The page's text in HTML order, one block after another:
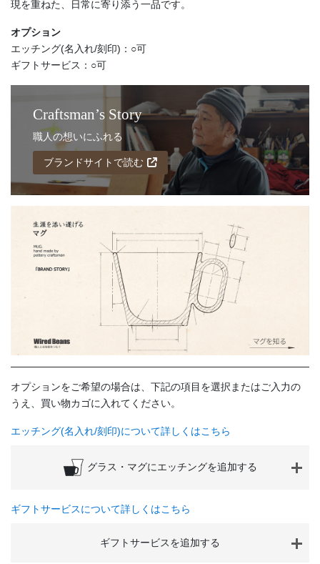
現を重ねた、日常に寄り添う一品です。
オプション
エッチング(名入れ/刻印)：○可
ギフトサービス：○可
Craftsman’s Story
職人の想いにふれる
ブランドサイトで読む
オプションをご希望の場合は、下記の項目を選択またはご入力の
うえ、買い物カゴに入れてください。
エッチング(名入れ/刻印)について詳しくはこちら
グラス・マグにエッチングを追加する
ギフトサービスについて詳しくはこちら
ギフトサービスを追加する